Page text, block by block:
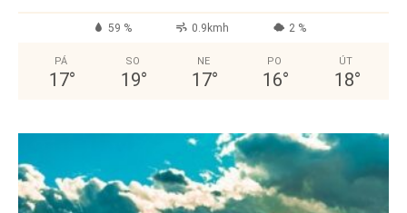
59 % 0.9kmh 2 %
PÁ
17°
SO
19°
NE
17°
PO
16°
ÚT
18°